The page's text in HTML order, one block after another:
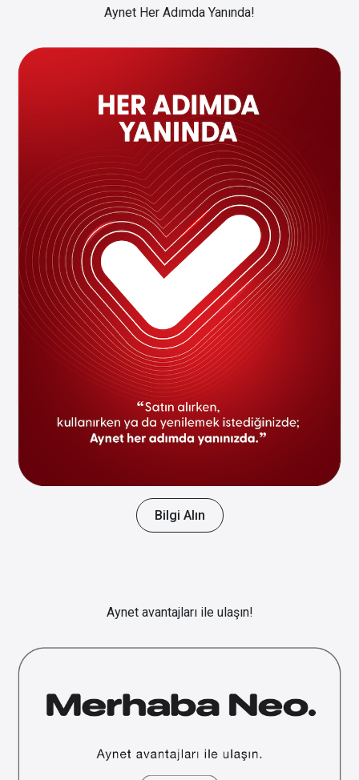
Aynet Her Adımda Yanında!
Bilgi Alın
Aynet avantajları ile ulaşın!